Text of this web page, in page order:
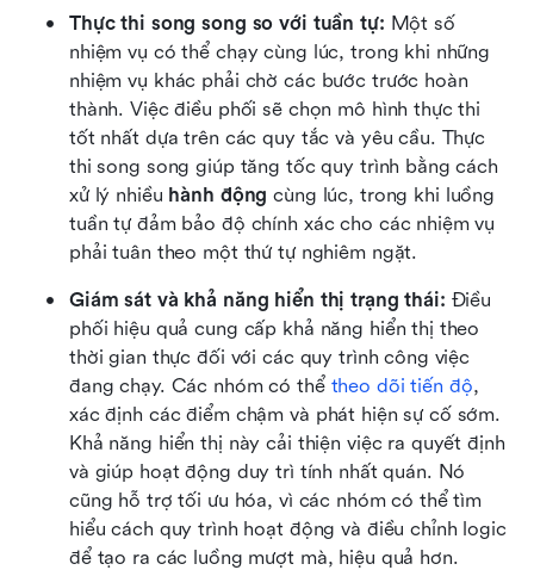
Thực thi song song so với tuần tự: Một số
nhiệm vụ có thể chạy cùng lúc, trong khi những
nhiệm vụ khác phải chờ các bước trước hoàn
thành. Việc điều phối sẽ chọn mô hình thực thi
tốt nhất dựa trên các quy tắc và yêu cầu. Thực
thi song song giúp tăng tốc quy trình bằng cách
xử lý nhiều hành động cùng lúc, trong khi luồng
tuần tự đảm bảo độ chính xác cho các nhiệm vụ
phải tuân theo một thứ tự nghiêm ngặt.
Giám sát và khả năng hiển thị trạng thái: Điều
phối hiệu quả cung cấp khả năng hiển thị theo
thời gian thực đối với các quy trình công việc
đang chạy. Các nhóm có thể theo dõi tiến độ,
xác định các điểm chậm và phát hiện sự cố sớm.
Khả năng hiển thị này cải thiện việc ra quyết định
và giúp hoạt động duy trì tính nhất quán. Nó
cũng hỗ trợ tối ưu hóa, vì các nhóm có thể tìm
hiểu cách quy trình hoạt động và điều chỉnh logic
để tạo ra các luồng mượt mà, hiệu quả hơn.